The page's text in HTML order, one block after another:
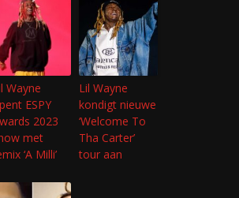
Wayne
ESPY
2023
met
‘A Milli’
Lil Wayne
kondigt nieuwe
‘Welcome To
Tha Carter’
tour aan